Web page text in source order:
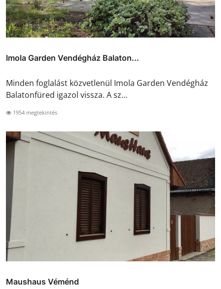
Imola Garden Vendégház Balaton...
Minden foglalást közvetlenül Imola Garden Vendégház
Balatonfüred igazol vissza. A sz...
1954 megtekintés
Maushaus Véménd